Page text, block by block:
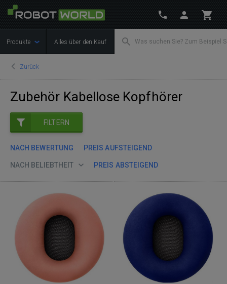
Produkte Alles über den Kauf
Zurück
Zubehör Kabellose Kopfhörer
FILTERN
NACH BEWERTUNG PREIS AUFSTEIGEND
NACH BELIEBTHEIT PREIS ABSTEIGEND